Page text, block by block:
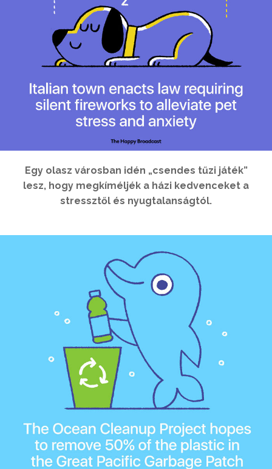
Egy olasz városban idén „csendes tűzi játék”
lesz, hogy megkíméljék a házi kedvenceket a
stressztől és nyugtalanságtól.